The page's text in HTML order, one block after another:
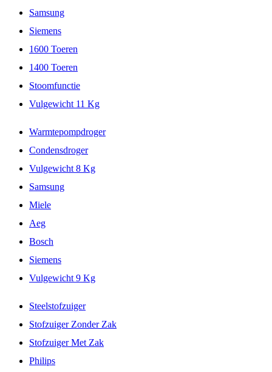
Samsung
Siemens
1600 Toeren
1400 Toeren
Stoomfunctie
Vulgewicht 11 Kg
Warmtepompdroger
Condensdroger
Vulgewicht 8 Kg
Samsung
Miele
Aeg
Bosch
Siemens
Vulgewicht 9 Kg
Steelstofzuiger
Stofzuiger Zonder Zak
Stofzuiger Met Zak
Philips